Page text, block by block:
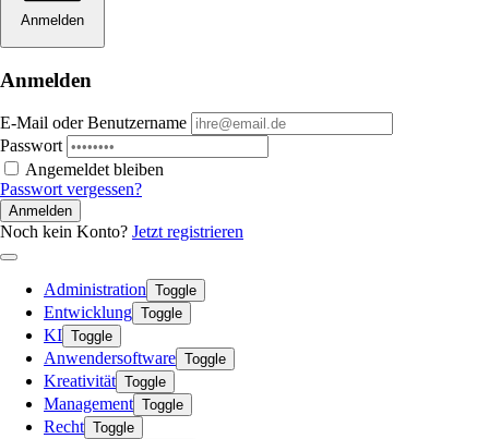
Anmelden
Anmelden
E-Mail oder Benutzername
Passwort
Angemeldet bleiben
Passwort vergessen?
Anmelden
Noch kein Konto? Jetzt registrieren
Administration Toggle
Entwicklung Toggle
KI Toggle
Anwendersoftware Toggle
Kreativität Toggle
Management Toggle
Recht Toggle